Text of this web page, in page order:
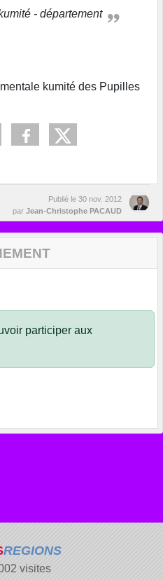
- département
kumité des Pupilles
Publié le 30 nov. 2012
par Jean-Christophe PACAUD
participer aux
REGIONS
visites